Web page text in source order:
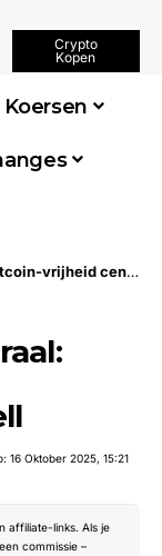
Crypto
Kopen
Koersen
centraal: Vitalik steunt BTC ontwikkelaar Maxwell
16 Oktober 2025, 15:21
affiliate-links. Als je
commissie –